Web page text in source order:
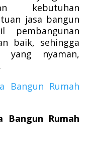
kebutuhan
jasa bangun
pembangunan
baik, sehingga
yang nyaman,
Bangun Rumah
Bangun Rumah